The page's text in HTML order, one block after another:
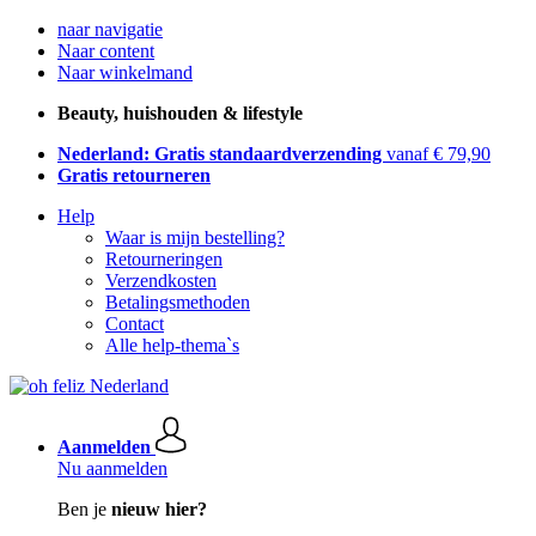
naar navigatie
Naar content
Naar winkelmand
Beauty, huishouden & lifestyle
Nederland: Gratis standaardverzending vanaf € 79,90
Gratis retourneren
Help
Waar is mijn bestelling?
Retourneringen
Verzendkosten
Betalingsmethoden
Contact
Alle help-thema`s
Aanmelden
Nu aanmelden
Ben je nieuw hier?